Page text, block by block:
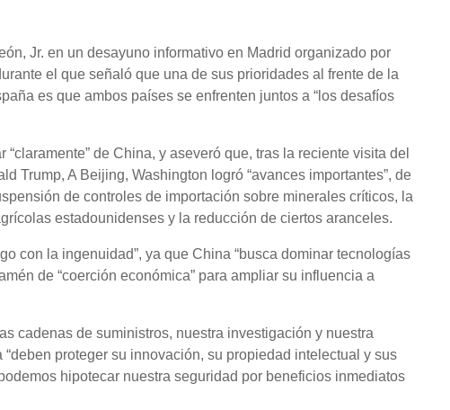
Jr. en un desayuno informativo en Madrid organizado por
el que señaló que una de sus prioridades al frente de la
es que ambos países se enfrenten juntos a “los desafíos
“claramente” de China, y aseveró que, tras la reciente visita del
Trump, A Beijing, Washington logró “avances importantes”, de
de controles de importación sobre minerales críticos, la
estadounidenses y la reducción de ciertos aranceles.
con la ingenuidad”, ya que China “busca dominar tecnologías
de “coerción económica” para ampliar su influencia a
cadenas de suministros, nuestra investigación y nuestra
proteger su innovación, su propiedad intelectual y sus
hipotecar nuestra seguridad por beneficios inmediatos